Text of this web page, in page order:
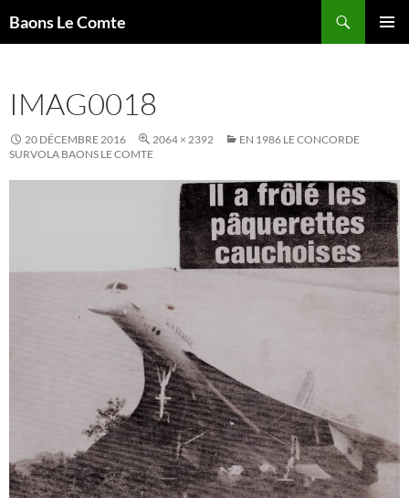
auBaons Le Comte
IMAG0018
20 DÉCEMBRE 2016 2064 × 2392
EN 1986 LE CONCORDE
SURVOLA BAONS LE COMTE